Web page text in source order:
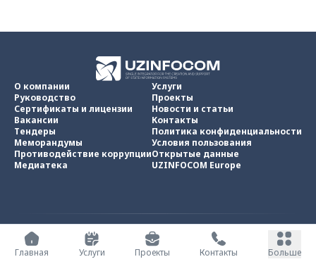
О компании
Руководство
Сертификаты и лицензии
Вакансии
Тендеры
Меморандумы
Противодействие коррупции
Медиатека
Услуги
Проекты
Новости и статьи
Контакты
Политика конфиденциальности
Условия пользования
Открытые данные
UZINFOCOM Europe
UZINFOCOM © 2002 - 2026
Все права защищены
Главная
Услуги Проекты Контакты Больше